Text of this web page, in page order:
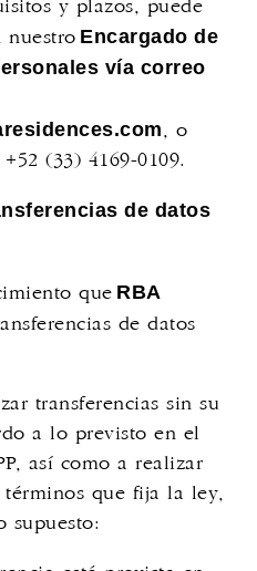
y plazos, puede
nuestro Encargado de
vía correo
, o
(33) 4169-0109.
de datos
que RBA
de datos
transferencias sin su
a lo previsto en el
así como a realizar
términos que fija la ley,
supuesto: